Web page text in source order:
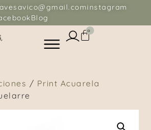
instagram
Blog
0
/ Print Acuarela